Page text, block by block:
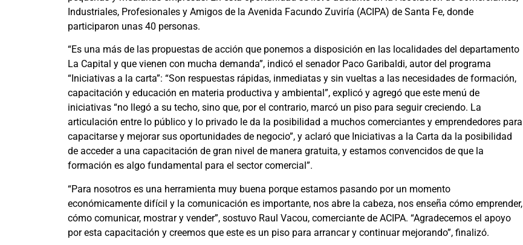
Industriales, Profesionales y Amigos de la Avenida Facundo Zuviría (ACIPA) de Santa Fe, donde
participaron unas 40 personas.
“Es una más de las propuestas de acción que ponemos a disposición en las localidades del departamento
La Capital y que vienen con mucha demanda”, indicó el senador Paco Garibaldi, autor del programa
“Iniciativas a la carta”: “Son respuestas rápidas, inmediatas y sin vueltas a las necesidades de formación,
capacitación y educación en materia productiva y ambiental”, explicó y agregó que este menú de
iniciativas “no llegó a su techo, sino que, por el contrario, marcó un piso para seguir creciendo. La
articulación entre lo público y lo privado le da la posibilidad a muchos comerciantes y emprendedores para
capacitarse y mejorar sus oportunidades de negocio”, y aclaró que Iniciativas a la Carta da la posibilidad
de acceder a una capacitación de gran nivel de manera gratuita, y estamos convencidos de que la
formación es algo fundamental para el sector comercial”.
“Para nosotros es una herramienta muy buena porque estamos pasando por un momento
económicamente difícil y la comunicación es importante, nos abre la cabeza, nos enseña cómo emprender,
cómo comunicar, mostrar y vender”, sostuvo Raul Vacou, comerciante de ACIPA. “Agradecemos el apoyo
por esta capacitación y creemos que este es un piso para arrancar y continuar mejorando”, finalizó.